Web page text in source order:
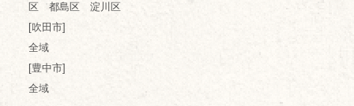
区 都島区 淀川区
[吹田市]
全域
[豊中市]
全域